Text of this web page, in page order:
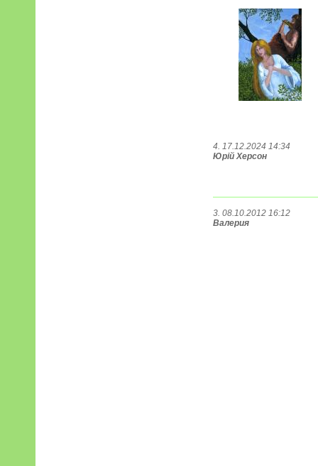
4. 17.12.2024 14:34
Юрій Херсон
3. 08.10.2012 16:12
Валерия